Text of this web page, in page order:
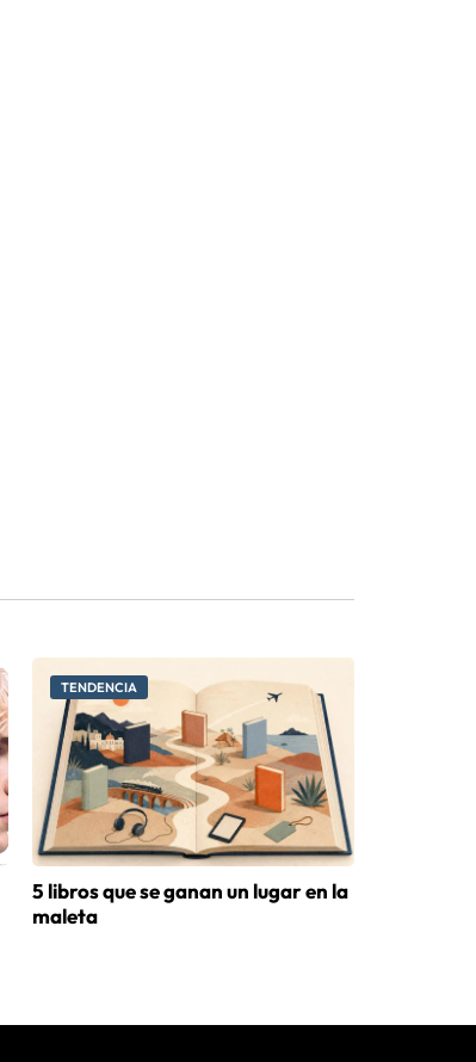
TENDENCIA
5 libros que se ganan un lugar en la
maleta